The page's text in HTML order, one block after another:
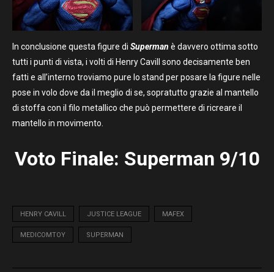
In conclusione questa figure di Superman è davvero ottima sotto
tutti i punti di vista, i volti di Henry Cavill sono decisamente ben
fatti e all’interno troviamo pure lo stand per posare la figure nelle
pose in volo dove da il meglio di se, sopratutto grazie al mantello
di stoffa con il filo metallico che può permettere di ricreare il
mantello in movimento.
Voto Finale: Superman 9/10
HENRY CAVILL JUSTICE LEAGUE MAFEX
MEDICOMTOY SUPERMAN